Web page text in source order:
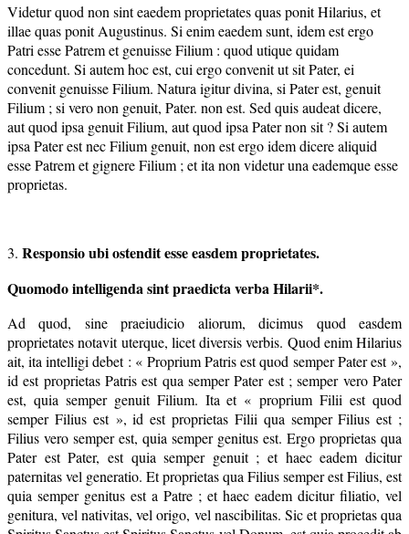
Videtur quod non sint eaedem proprietates quas ponit Hilarius, et
illae quas ponit Augustinus. Si enim eaedem sunt, idem est ergo
Patri esse Patrem et genuisse Filium : quod utique quidam
concedunt. Si autem hoc est, cui ergo convenit ut sit Pater, ei
convenit genuisse Filium. Natura igitur divina, si Pater est, genuit
Filium ; si vero non genuit, Pater. non est. Sed quis audeat dicere,
aut quod ipsa genuit Filium, aut quod ipsa Pater non sit ? Si autem
ipsa Pater est nec Filium genuit, non est ergo idem dicere aliquid
esse Patrem et gignere Filium ; et ita non videtur una eademque esse
proprietas.
3. Responsio ubi ostendit esse easdem proprietates.
Quomodo intelligenda sint praedicta verba Hilarii*.
Ad quod, sine praeiudicio aliorum, dicimus quod easdem
proprietates notavit uterque, licet diversis verbis. Quod enim Hilarius
ait, ita intelligi debet : « Proprium Patris est quod semper Pater est »,
id est proprietas Patris est qua semper Pater est ; semper vero Pater
est, quia semper genuit Filium. Ita et « proprium Filii est quod
semper Filius est », id est proprietas Filii qua semper Filius est ;
Filius vero semper est, quia semper genitus est. Ergo proprietas qua
Pater est Pater, est quia semper genuit ; et haec eadem dicitur
paternitas vel generatio. Et proprietas qua Filius semper est Filius, est
quia semper genitus est a Patre ; et haec eadem dicitur filiatio, vel
genitura, vel nativitas, vel origo, vel nascibilitas. Sic et proprietas qua